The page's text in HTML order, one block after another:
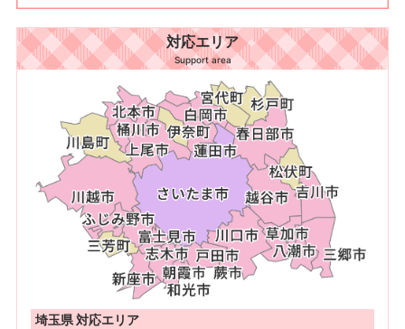
対応エリア
Support area
埼玉県 対応エリア